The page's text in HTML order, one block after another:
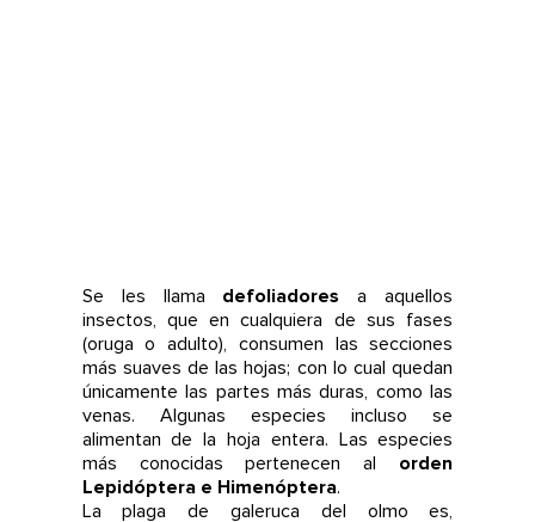
Se les llama defoliadores a aquellos
insectos, que en cualquiera de sus fases
(oruga o adulto), consumen las secciones
más suaves de las hojas; con lo cual quedan
únicamente las partes más duras, como las
venas. Algunas especies incluso se
alimentan de la hoja entera. Las especies
más conocidas pertenecen al orden
Lepidóptera e Himenóptera.
La plaga de galeruca del olmo es,